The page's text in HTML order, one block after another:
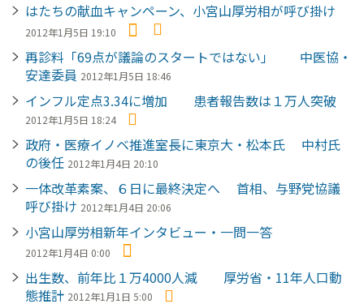
はたちの献血キャンペーン、小宮山厚労相が呼び掛け
2012年1月5日 19:10
再診料「69点が議論のスタートではない」 中医協・
安達委員 2012年1月5日 18:46
インフル定点3.34に増加 患者報告数は１万人突破
2012年1月5日 18:24
政府・医療イノベ推進室長に東京大・松本氏 中村氏
の後任 2012年1月4日 20:10
一体改革素案、６日に最終決定へ 首相、与野党協議
呼び掛け 2012年1月4日 20:06
小宮山厚労相新年インタビュー・一問一答
2012年1月4日 0:00
出生数、前年比１万4000人減 厚労省・11年人口動
態推計 2012年1月1日 5:00